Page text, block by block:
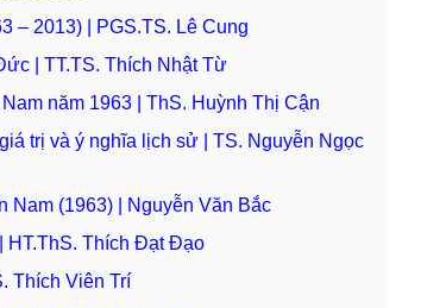
– 2013) | PGS.TS. Lê Cung
| TT.TS. Thích Nhật Từ
năm 1963 | ThS. Huỳnh Thị Cận
trị và ý nghĩa lịch sử | TS. Nguyễn Ngọc
Nam (1963) | Nguyễn Văn Bắc
HT.ThS. Thích Đạt Đạo
Thích Viên Trí